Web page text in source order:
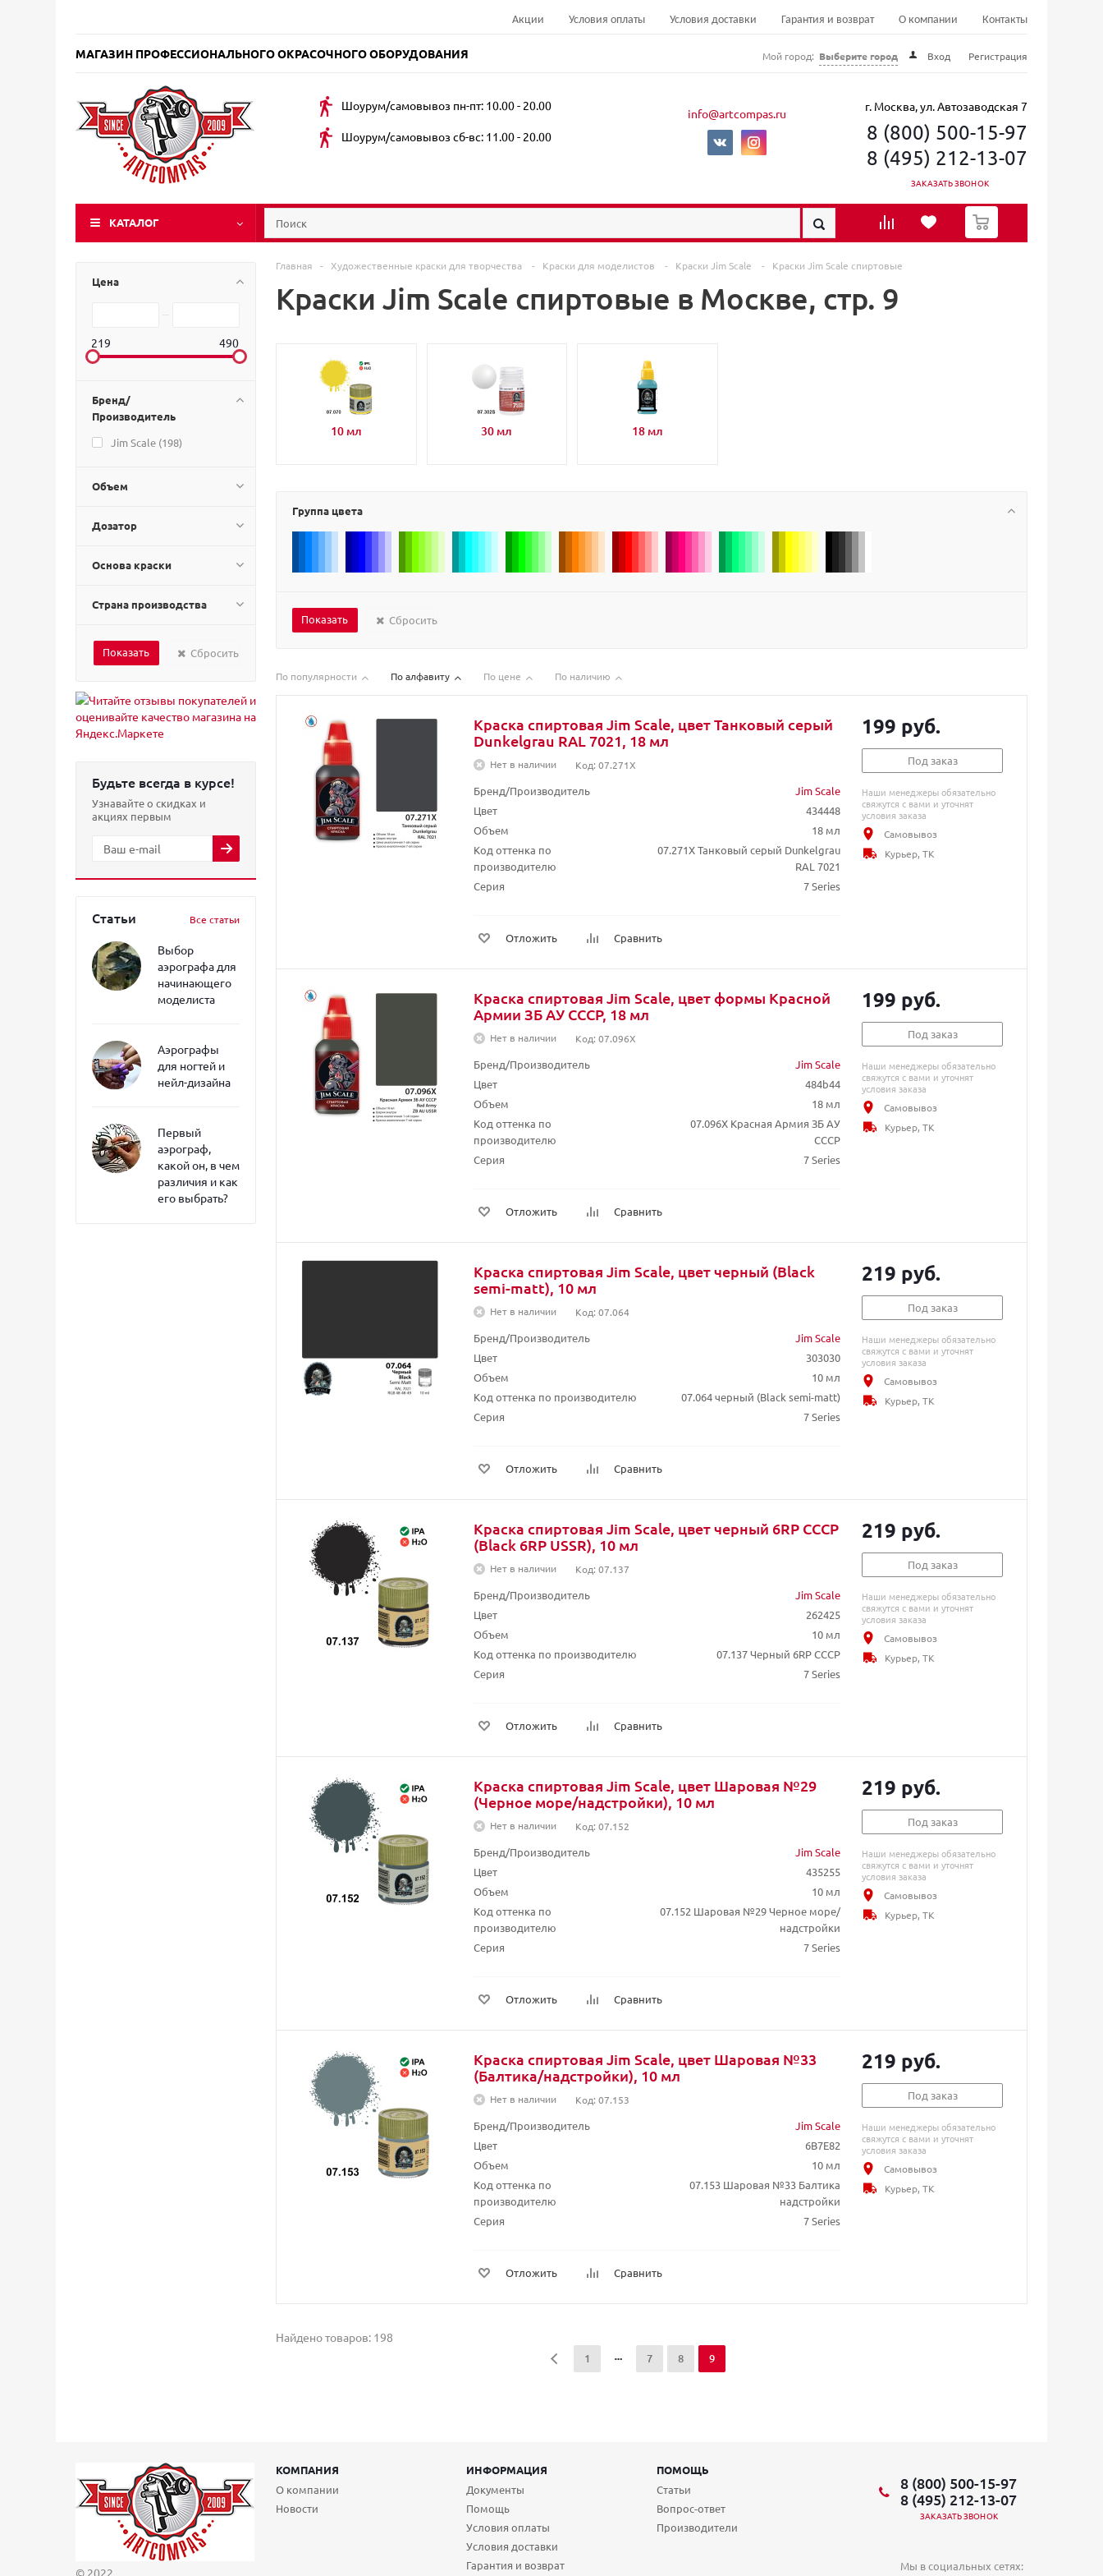
Акции Условия оплаты Условия доставки Гарантия и возврат О компании Контакты
МАГАЗИН ПРОФЕССИОНАЛЬНОГО ОКРАСОЧНОГО ОБОРУДОВАНИЯ Мой город: Выберите город Вход Регистрация
Шоурум/самовывоз пн-пт: 10.00 - 20.00
Шоурум/самовывоз сб-вс: 11.00 - 20.00
info@artcompas.ru г. Москва, ул. Автозаводская 7
8 (800) 500-15-97
8 (495) 212-13-07
ЗАКАЗАТЬ ЗВОНОК
КАТАЛОГ
0
Цена
219 490
Бренд/
Производитель
Jim Scale (198)
Объем
Дозатор
Основа краски
Страна производства
Сбросить
Будьте всегда в курсе!
Узнавайте о скидках и
акциях первым
Статьи Все статьи
Выбор
аэрографа для
начинающего
моделиста
Аэрографы
для ногтей и
нейл-дизайна
Первый
аэрограф,
какой он, в чем
различия и как
его выбрать?
Главная - Художественные краски для творчества - Краски для моделистов - Краски Jim Scale - Краски Jim Scale спиртовые
Краски Jim Scale спиртовые в Москве, стр. 9
10 мл 30 мл 18 мл
Группа цвета
Сбросить
По популярности По алфавиту По цене По наличию
Краска спиртовая Jim Scale, цвет Танковый серый
Dunkelgrau RAL 7021, 18 мл
Нет в наличии Код: 07.271X
Бренд/Производитель
Jim Scale
Цвет
434448
Объем
18 мл
Код оттенка по
производителю
07.271X Танковый серый Dunkelgrau
RAL 7021
Серия
7 Series
Отложить Сравнить
199 руб.
Под заказ
Наши менеджеры обязательно
свяжутся с вами и уточнят
условия заказа
Самовывоз
Курьер, ТК
Краска спиртовая Jim Scale, цвет формы Красной
Армии ЗБ АУ СССР, 18 мл
Нет в наличии Код: 07.096X
Бренд/Производитель
Jim Scale
Цвет
484b44
Объем
18 мл
Код оттенка по
производителю
07.096X Красная Армия ЗБ АУ
СССР
Серия
7 Series
Отложить Сравнить
199 руб.
Под заказ
Наши менеджеры обязательно
свяжутся с вами и уточнят
условия заказа
Самовывоз
Курьер, ТК
Краска спиртовая Jim Scale, цвет черный (Black
semi-matt), 10 мл
Нет в наличии Код: 07.064
Бренд/Производитель
Jim Scale
Цвет
303030
Объем
10 мл
Код оттенка по производителю
07.064 черный (Black semi-matt)
Серия
7 Series
Отложить Сравнить
219 руб.
Под заказ
Наши менеджеры обязательно
свяжутся с вами и уточнят
условия заказа
Самовывоз
Курьер, ТК
Краска спиртовая Jim Scale, цвет черный 6RP СССР
(Black 6RP USSR), 10 мл
Нет в наличии Код: 07.137
Бренд/Производитель
Jim Scale
Цвет
262425
Объем
10 мл
Код оттенка по производителю
07.137 Черный 6RP СССР
Серия
7 Series
Отложить Сравнить
219 руб.
Под заказ
Наши менеджеры обязательно
свяжутся с вами и уточнят
условия заказа
Самовывоз
Курьер, ТК
Краска спиртовая Jim Scale, цвет Шаровая №29
(Черное море/надстройки), 10 мл
Нет в наличии Код: 07.152
Бренд/Производитель
Jim Scale
Цвет
435255
Объем
10 мл
Код оттенка по
производителю
07.152 Шаровая №29 Черное море/
надстройки
Серия
7 Series
Отложить Сравнить
219 руб.
Под заказ
Наши менеджеры обязательно
свяжутся с вами и уточнят
условия заказа
Самовывоз
Курьер, ТК
Краска спиртовая Jim Scale, цвет Шаровая №33
(Балтика/надстройки), 10 мл
Нет в наличии Код: 07.153
Бренд/Производитель
Jim Scale
Цвет
6B7E82
Объем
10 мл
Код оттенка по
производителю
07.153 Шаровая №33 Балтика
надстройки
Серия
7 Series
Отложить Сравнить
219 руб.
Под заказ
Наши менеджеры обязательно
свяжутся с вами и уточнят
условия заказа
Самовывоз
Курьер, ТК
Найдено товаров: 198
1
7 8 9
© 2022
КОМПАНИЯ ИНФОРМАЦИЯ
ПОМОЩЬ
О компании
Новости
Документы
Помощь
Условия оплаты
Условия доставки
Гарантия и возврат
Статьи
Вопрос-ответ
Производители
8 (800) 500-15-97
8 (495) 212-13-07
ЗАКАЗАТЬ ЗВОНОК
Мы в социальных сетях: